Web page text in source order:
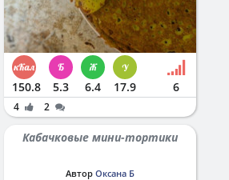
150.8 5.3 6.4 17.9 6
4 2
Кабачковые мини-тортики
Автор Оксана Б